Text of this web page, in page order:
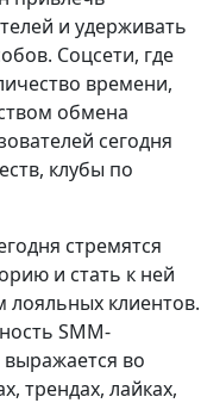
и удерживать
Соцсети, где
времени,
обмена
сегодня
клубы по
стремятся
и стать к ней
лояльных клиентов.
SMM-
выражается во
трендах, лайках,